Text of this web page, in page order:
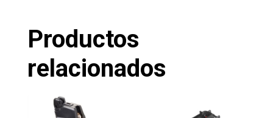
Productos
relacionados